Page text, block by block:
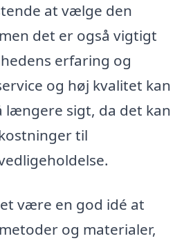
at vælge den
det er også vigtigt
erfaring og
og høj kvalitet kan
længere sigt, da det kan
til
være en god idé at
og materialer,